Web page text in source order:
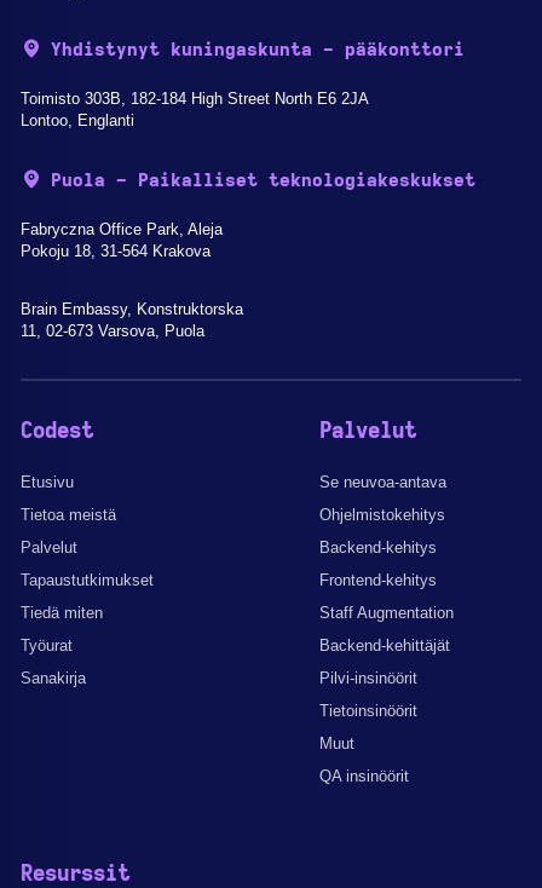
Yhdistynyt kuningaskunta - pääkonttori
Toimisto 303B, 182-184 High Street North E6 2JA
Lontoo, Englanti
Puola - Paikalliset teknologiakeskukset
Fabryczna Office Park, Aleja
Pokoju 18, 31-564 Krakova
Brain Embassy, Konstruktorska
11, 02-673 Varsova, Puola
Codest
Etusivu
Tietoa meistä
Palvelut
Tapaustutkimukset
Tiedä miten
Työurat
Sanakirja
Palvelut
Se neuvoa-antava
Ohjelmistokehitys
Backend-kehitys
Frontend-kehitys
Staff Augmentation
Backend-kehittäjät
Pilvi-insinöörit
Tietoinsinöörit
Muut
QA insinöörit
Resurssit